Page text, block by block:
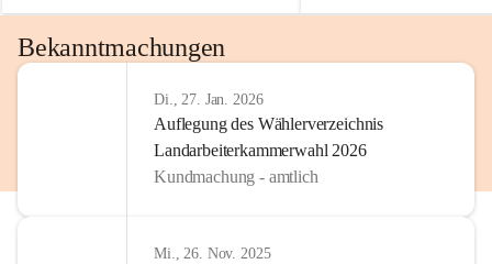
Bekanntmachungen
Di., 27. Jan. 2026
Auflegung des Wählerverzeichnis
Landarbeiterkammerwahl 2026
Kundmachung - amtlich
Mi., 26. Nov. 2025